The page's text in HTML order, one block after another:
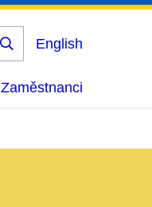
Vyhledat
English
Zaměstnanci